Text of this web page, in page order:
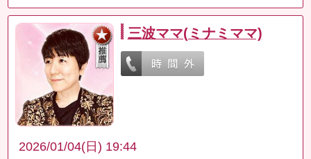
三波ママ(ミナミママ)
2026/01/04(日) 19:44